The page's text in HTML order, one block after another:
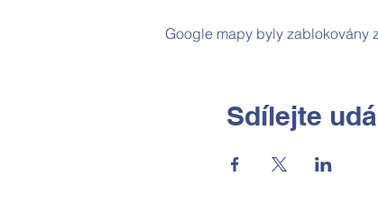
Google mapy byly zablokovány
Sdílejte